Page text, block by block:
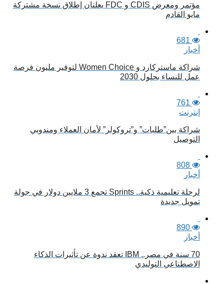
مؤتمر ومعرض CDIS و FDC يعلنان إطلاق نسخة مشتركة
مايو القادم
681
أخبار
شراكة ماستركارد و Women Choice لتوفير مليون فرصة
عمل للنساء بحلول 2030
761
إنترنت
شراكة بين”طلبات” و”تروكولر” لأمان العملاء ومندوبي
التوصيل
808
أخبار
لرحلة تعليمية ذكية.. Sprints تجمع 3 ملايين دولار في جولة
تمويل جديدة
890
أخبار
70 سنة في مصر.. IBM تعقد ندوة عن تأثيرات الذكاء
الاصطناعي التوليدي